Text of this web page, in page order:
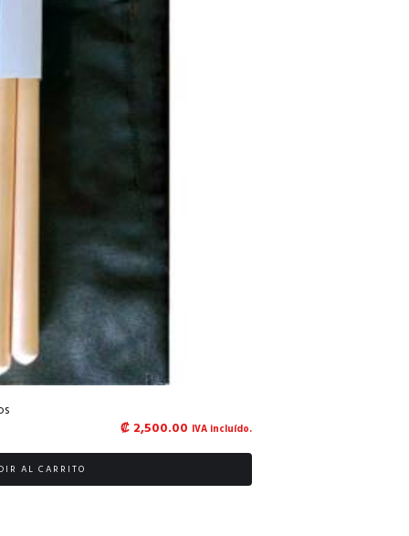
₡ 2,500.00 IVA incluído.
AL CARRITO